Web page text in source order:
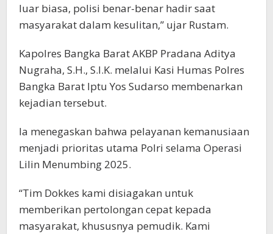
luar biasa, polisi benar-benar hadir saat
masyarakat dalam kesulitan,” ujar Rustam.
Kapolres Bangka Barat AKBP Pradana Aditya
Nugraha, S.H., S.I.K. melalui Kasi Humas Polres
Bangka Barat Iptu Yos Sudarso membenarkan
kejadian tersebut.
Ia menegaskan bahwa pelayanan kemanusiaan
menjadi prioritas utama Polri selama Operasi
Lilin Menumbing 2025.
“Tim Dokkes kami disiagakan untuk
memberikan pertolongan cepat kepada
masyarakat, khususnya pemudik. Kami